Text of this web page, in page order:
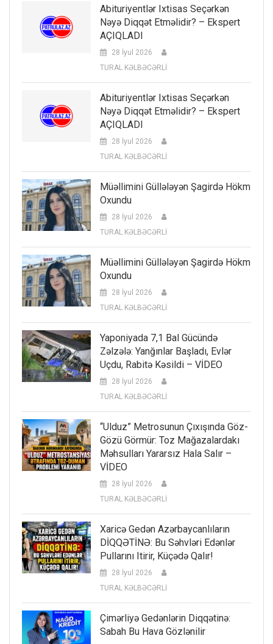
Abituriyentlər Ixtisas Seçərkən
Nəyə Diqqət Etməlidir? – Ekspert
AÇIQLADI
28 İyul 2026
TURAL KƏLBƏCƏRLİ
Abituriyentlər Ixtisas Seçərkən
Nəyə Diqqət Etməlidir? – Ekspert
AÇIQLADI
28 İyul 2026
TURAL KƏLBƏCƏRLİ
Müəllimini Güllələyən Şagirdə Hökm
Oxundu
28 İyul 2026
TURAL KƏLBƏCƏRLİ
Müəllimini Güllələyən Şagirdə Hökm
Oxundu
28 İyul 2026
TURAL KƏLBƏCƏRLİ
Yaponiyada 7,1 Bal Gücündə
Zəlzələ: Yanğınlar Başladı, Evlər
Uçdu, Rabitə Kəsildi – VİDEO
28 İyul 2026
TURAL KƏLBƏCƏRLİ
“Ulduz” Metrosunun Çıxışında Göz-
Gözü Görmür: Toz Mağazalardakı
Məhsulları Yararsız Hala Salır –
VİDEO
28 İyul 2026
TURAL KƏLBƏCƏRLİ
Xaricə Gedən Azərbaycanlıların
DİQQƏTİNƏ: Bu Səhvləri Edənlər
Pullarını Itirir, Küçədə Qalır!
28 İyul 2026
TURAL KƏLBƏCƏRLİ
Çimərliyə Gedənlərin Diqqətinə:
Sabah Bu Hava Gözlənilir